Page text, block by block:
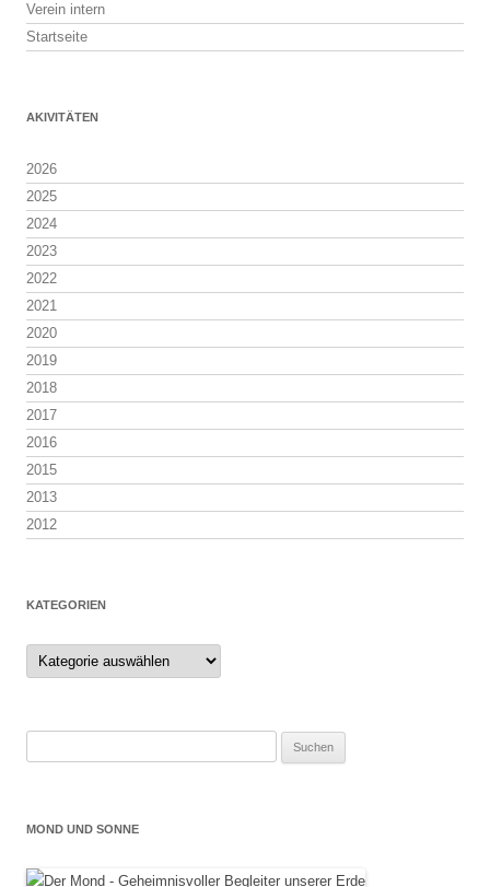
Verein intern
Startseite
AKIVITÄTEN
2026
2025
2024
2023
2022
2021
2020
2019
2018
2017
2016
2015
2013
2012
KATEGORIEN
Kategorien
MOND UND SONNE